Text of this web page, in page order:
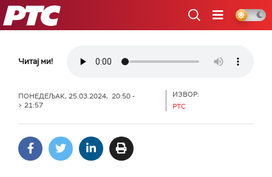
РТС
Читај ми!
ПОНЕДЕЉАК, 25.03.2024, 20:50 -
> 21:57
ИЗВОР:
РТС